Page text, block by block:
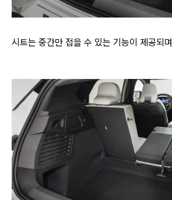
시트는 중간만 접을 수 있는 기능이 제공되며